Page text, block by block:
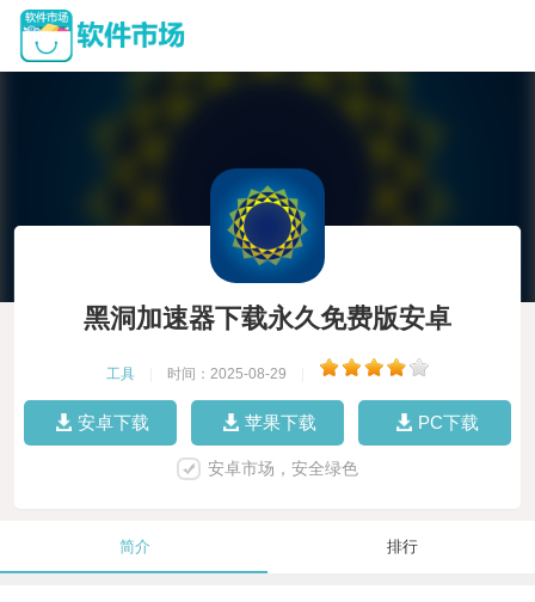
黑洞加速器下载永久免费版安卓
工具 时间：2025-08-29
安卓下载 苹果下载 PC下载
安卓市场，安全绿色
简介 排行